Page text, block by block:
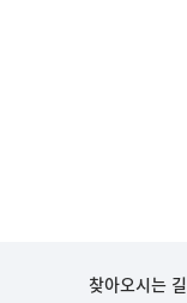
찾아오시는 길